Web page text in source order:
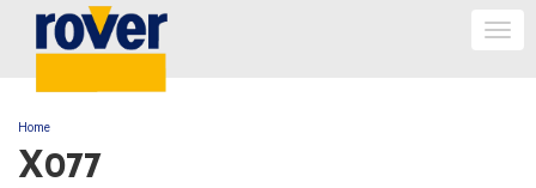
TU SEI QUI
Home
X077